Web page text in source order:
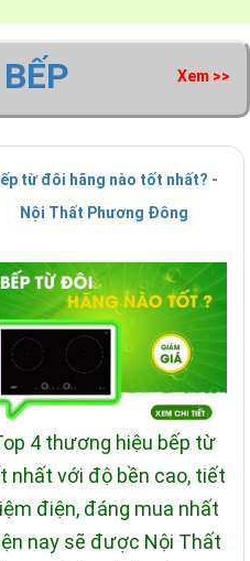
Xem >>
từ đôi hãng nào tốt nhất? -
Nội Thất Phương Đông
4 thương hiệu bếp từ
nhất với độ bền cao, tiết
điện, đáng mua nhất
nay sẽ được Nội Thất